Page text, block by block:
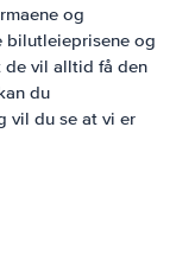
og
bilutleieprisene og
de vil alltid få den
du
vil du se at vi er